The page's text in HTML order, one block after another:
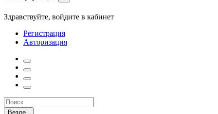
Здравствуйте, войдите в кабинет
Регистрация
Авторизация
Везде